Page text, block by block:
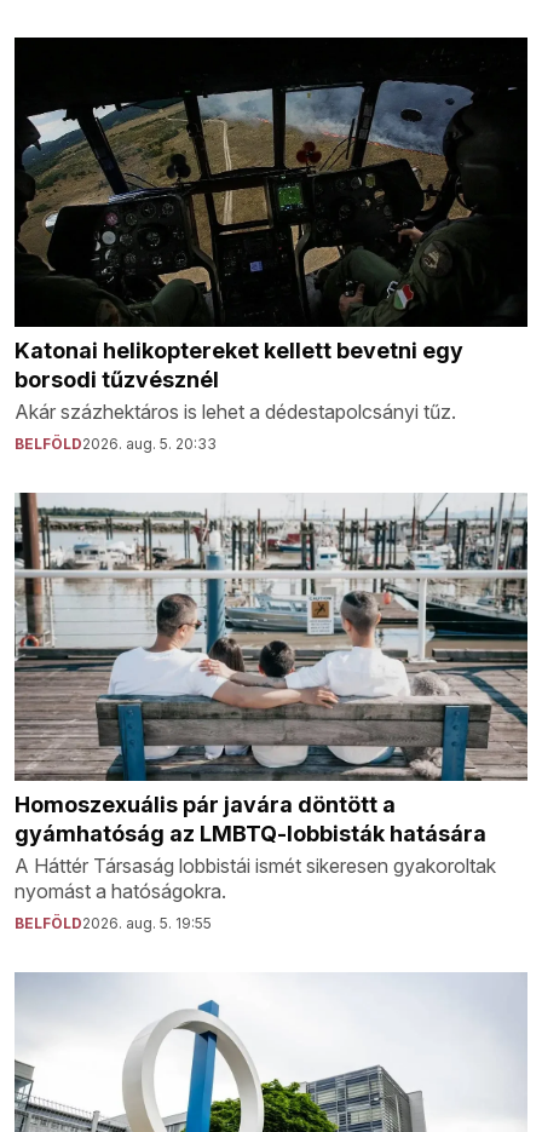
Katonai helikoptereket kellett bevetni egy
borsodi tűzvésznél
Akár százhektáros is lehet a dédestapolcsányi tűz.
BELFÖLD2026. aug. 5. 20:33
Homoszexuális pár javára döntött a
gyámhatóság az LMBTQ-lobbisták hatására
A Háttér Társaság lobbistái ismét sikeresen gyakoroltak
nyomást a hatóságokra.
BELFÖLD2026. aug. 5. 19:55